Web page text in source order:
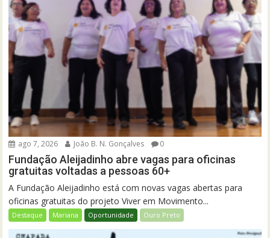
ago 7, 2026 João B. N. Gonçalves 0
Fundação Aleijadinho abre vagas para oficinas
gratuitas voltadas a pessoas 60+
A Fundação Aleijadinho está com novas vagas abertas para
oficinas gratuitas do projeto Viver em Movimento...
Destaque Mariana Oportunidade Ouro Preto